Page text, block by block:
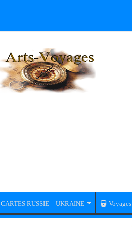
CARTES RUSSIE – UKRAINE Voyages